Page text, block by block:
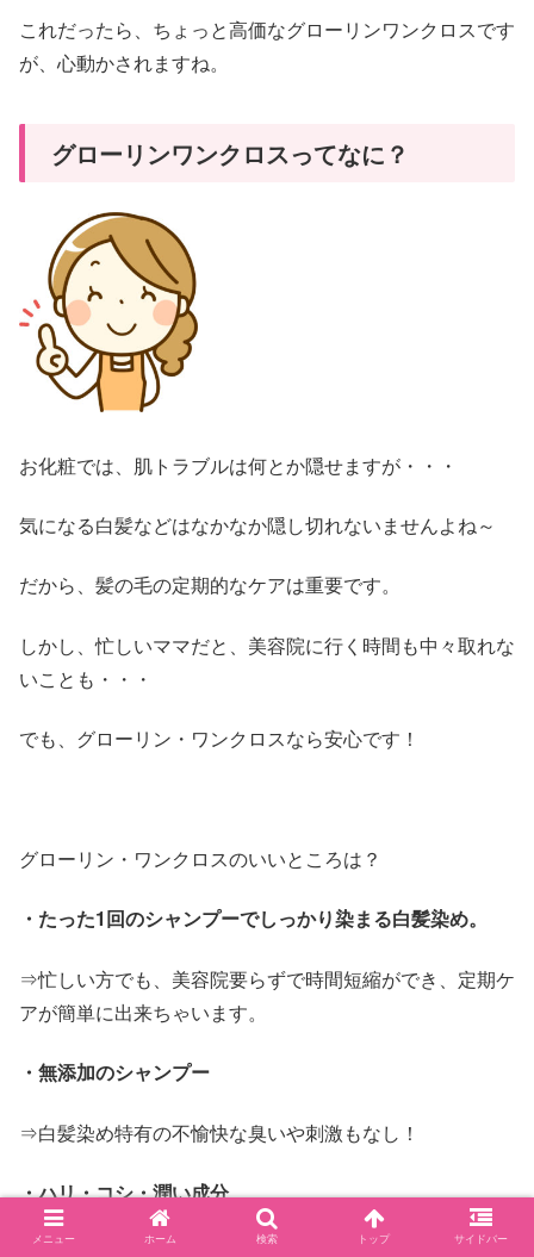
これだったら、ちょっと高価なグローリンワンクロスです
が、心動かされますね。
グローリンワンクロスってなに？
お化粧では、肌トラブルは何とか隠せますが・・・
気になる白髪などはなかなか隠し切れないませんよね～
だから、髪の毛の定期的なケアは重要です。
しかし、忙しいママだと、美容院に行く時間も中々取れな
いことも・・・
でも、グローリン・ワンクロスなら安心です！
グローリン・ワンクロスのいいところは？
・たった1回のシャンプーでしっかり染まる白髪染め。
⇒忙しい方でも、美容院要らずで時間短縮ができ、定期ケ
アが簡単に出来ちゃいます。
・無添加のシャンプー
⇒白髪染め特有の不愉快な臭いや刺激もなし！
・ハリ・コシ・潤い成分
メニュー ホーム 検索 トップ サイドバー